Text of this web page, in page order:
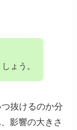
ょう。
抜けるのか分
影響の大きさ